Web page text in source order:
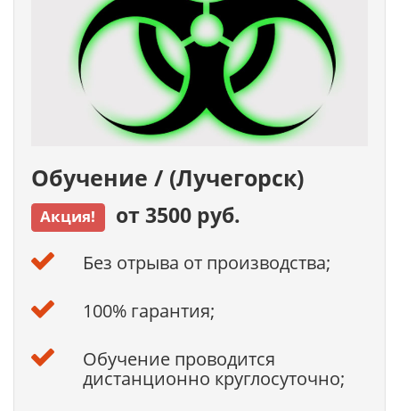
Обучение / (Лучегорск)
Акция! от 3500 руб.
Без отрыва от производства;
100% гарантия;
Обучение проводится
дистанционно круглосуточно;